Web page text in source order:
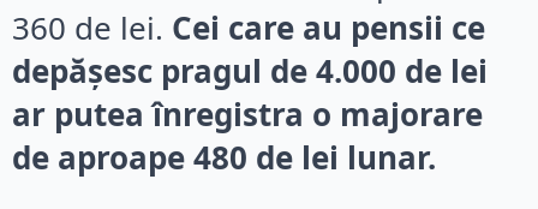
360 de lei. Cei care au pensii ce
depășesc pragul de 4.000 de lei
ar putea înregistra o majorare
de aproape 480 de lei lunar.